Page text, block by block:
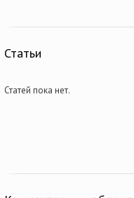
Статьи
Статей пока нет.